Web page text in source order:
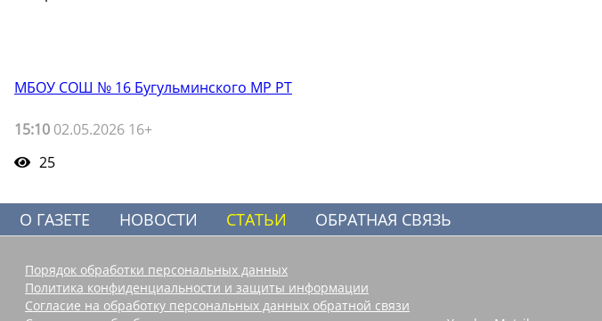
МБОУ СОШ № 16 Бугульминского МР РТ
15:10 02.05.2026 16+
25
О ГАЗЕТЕ НОВОСТИ СТАТЬИ ОБРАТНАЯ СВЯЗЬ
Порядок обработки персональных данных
Политика конфиденциальности и защиты информации
Согласие на обработку персональных данных обратной связи